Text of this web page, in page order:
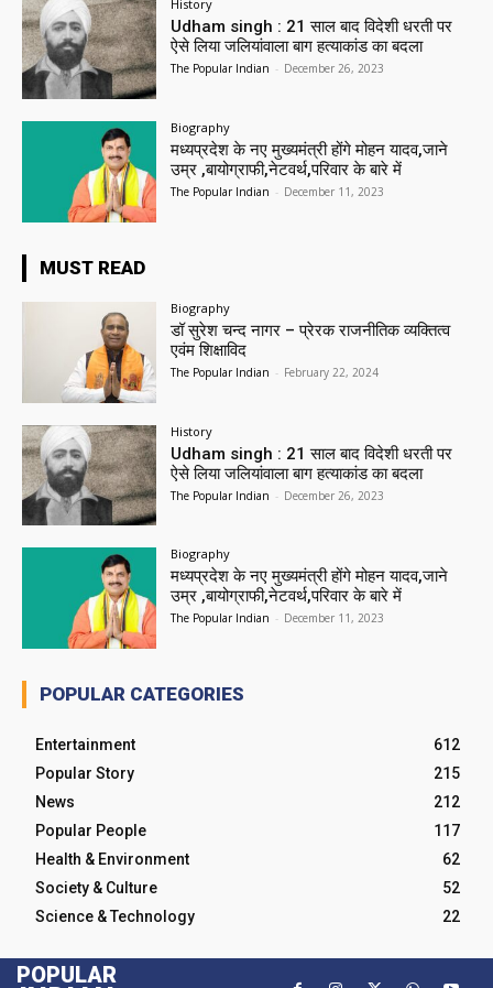
History
Udham singh : 21 साल बाद विदेशी धरती पर
ऐसे लिया जलियांवाला बाग हत्याकांड का बदला
The Popular Indian - December 26, 2023
Biography
मध्यप्रदेश के नए मुख्यमंत्री होंगे मोहन यादव,जाने
उम्र ,बायोग्राफी,नेटवर्थ,परिवार के बारे में
The Popular Indian - December 11, 2023
MUST READ
Biography
डॉ सुरेश चन्द नागर – प्रेरक राजनीतिक व्यक्तित्व
एवंम शिक्षाविद
The Popular Indian - February 22, 2024
History
Udham singh : 21 साल बाद विदेशी धरती पर
ऐसे लिया जलियांवाला बाग हत्याकांड का बदला
The Popular Indian - December 26, 2023
Biography
मध्यप्रदेश के नए मुख्यमंत्री होंगे मोहन यादव,जाने
उम्र ,बायोग्राफी,नेटवर्थ,परिवार के बारे में
The Popular Indian - December 11, 2023
POPULAR CATEGORIES
Entertainment
612
Popular Story
215
News
212
Popular People
117
Health & Environment
62
Society & Culture
52
Science & Technology
22
POPULAR